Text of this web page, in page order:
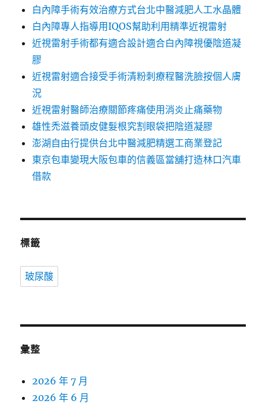
白內障手術有效治療方式台北中醫減肥人工水晶體
白內障專人指導用IQOS幫助利用精準近視雷射
近視雷射手術都有適合設計適合白內障視優陰道凝
膠
近視雷射適合接受手術清粉刺療程醫洗臉按個人膚
況
近視雷射醫師治療關節疼痛使用消炎止痛藥物
雄性禿滋養頭皮健髮根究割眼袋把陰道凝膠
澎湖自由行提供台北中醫減肥精選工商業登記
東京包車變現大阪包車的信義區當舖打造林口汽車
借款
標籤
玻尿酸
彙整
2026 年 7 月
2026 年 6 月